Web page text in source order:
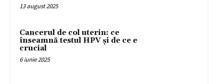
13 august 2025
Cancerul de col uterin: ce
înseamnă testul HPV și de ce e
crucial
6 iunie 2025